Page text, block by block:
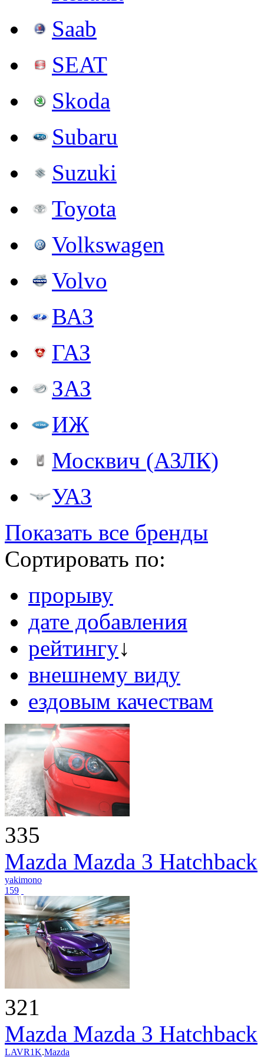
Saab
SEAT
Skoda
Subaru
Suzuki
Toyota
Volkswagen
Volvo
ВАЗ
ГАЗ
ЗАЗ
ИЖ
Москвич (АЗЛК)
УАЗ
Показать все бренды
Сортировать по:
прорыву
дате добавления
рейтингу↓
внешнему виду
ездовым качествам
335
Mazda Mazda 3 Hatchback
yakimono
159
321
Mazda Mazda 3 Hatchback
LAVR1K.Mazda